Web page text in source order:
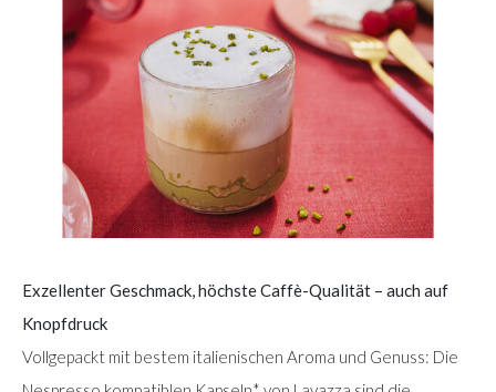
Exzellenter Geschmack, höchste Caffè-Qualität – auch auf
Knopfdruck
Vollgepackt mit bestem italienischen Aroma und Genuss: Die